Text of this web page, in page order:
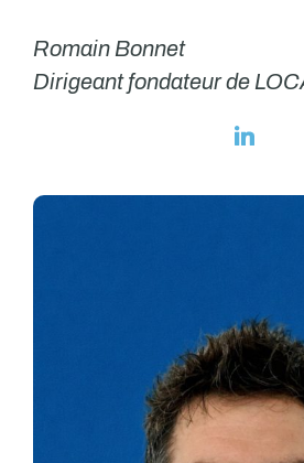
Romain Bonnet
Dirigeant fondateur de